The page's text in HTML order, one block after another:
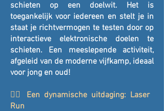
schieten op een doelwit. Het is
toegankelijk voor iedereen en stelt je in
staat je richtvermogen te testen door op
interactieve elektronische doelen te
schieten. Een meeslepende activiteit,
afgeleid van de moderne vijfkamp, ​​ideaal
voor jong en oud!
🏃‍♂️ Een dynamische uitdaging: Laser
Run